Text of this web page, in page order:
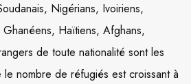
Nigérians, Ivoiriens,
Haïtiens, Afghans,
de toute nationalité sont les
nombre de réfugiés est croissant à